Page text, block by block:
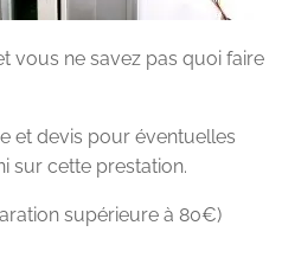
vous ne savez pas quoi faire
et devis pour éventuelles
sur cette prestation.
supérieure à 80€)